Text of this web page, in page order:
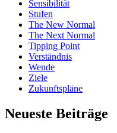
Sensibilität
Stufen
The New Normal
The Next Normal
Tipping Point
Verständnis
Wende
Ziele
Zukunftspläne
Neueste Beiträge